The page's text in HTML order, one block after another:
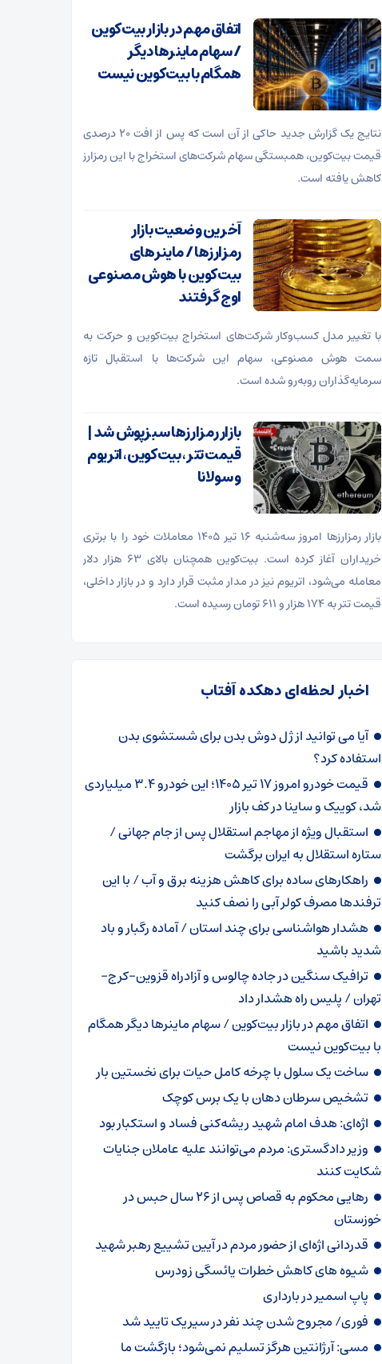
اتفاق مهم در بازار بیت‌کوین
/ سهام ماینرها دیگر
همگام با بیت‌کوین نیست
نتایج یک گزارش جدید حاکی از آن است که پس از افت ۲۰ درصدی
قیمت بیت‌کوین، همبستگی سهام شرکت‌های استخراج با این رمزارز
کاهش یافته است.
آخرین وضعیت بازار
رمزارزها / ماینرهای
بیت‌کوین با هوش مصنوعی
اوج گرفتند
با تغییر مدل کسب‌وکار شرکت‌های استخراج بیت‌کوین و حرکت به
سمت هوش مصنوعی، سهام این شرکت‌ها با استقبال تازه
سرمایه‌گذاران روبه‌رو شده است.
بازار رمزارزها سبزپوش شد |
قیمت تتر، بیت‌کوین، اتریوم
و سولانا
بازار رمزارزها امروز سه‌شنبه ۱۶ تیر ۱۴۰۵ معاملات خود را با برتری
خریداران آغاز کرده است. بیت‌کوین همچنان بالای ۶۳ هزار دلار
معامله می‌شود، اتریوم نیز در مدار مثبت قرار دارد و در بازار داخلی،
قیمت تتر به ۱۷۴ هزار و ۶۱۱ تومان رسیده است.
اخبار لحظه‌ای دهکده آفتاب
آیا می توانید از ژل دوش بدن برای شستشوی بدن
استفاده کرد؟
قیمت خودرو امروز ۱۷ تیر ۱۴۰۵؛ این خودرو ۳.۴ میلیاردی
شد، کوییک و ساینا در کف بازار
استقبال ویژه از مهاجم استقلال پس از جام جهانی /
ستاره استقلال به ایران برگشت
راهکارهای ساده برای کاهش هزینه برق و آب / با این
ترفندها مصرف کولر آبی را نصف کنید
هشدار هواشناسی برای چند استان / آماده رگبار و باد
شدید باشید
ترافیک سنگین در جاده چالوس و آزادراه قزوین-کرج-
تهران / پلیس راه هشدار داد
اتفاق مهم در بازار بیت‌کوین / سهام ماینرها دیگر همگام
با بیت‌کوین نیست
ساخت یک سلول با چرخه کامل حیات برای نخستین بار
تشخیص سرطان دهان با یک برس کوچک
اژه‌ای: هدف امام شهید ریشه‌کنی فساد و استکبار بود
وزیر دادگستری: مردم می‌توانند علیه عاملان جنایات
شکایت کنند
رهایی محکوم به قصاص پس از ۲۶ سال حبس در
خوزستان
قدردانی اژه‌ای از حضور مردم در آیین تشییع رهبر شهید
شیوه های کاهش خطرات یائسگی زودرس
پاپ اسمیر در بارداری
فوری/ مجروح شدن چند نفر در سیریک تایید شد
مسی: آرژانتین هرگز تسلیم نمی‌شود؛ بازگشت ما